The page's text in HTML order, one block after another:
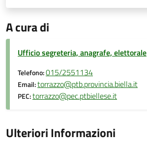
A cura di
Ufficio segreteria, anagrafe, elettorale
Telefono:015/2551134
Email:torrazzo@ptb.provincia.biella.it
PEC:torrazzo@pec.ptbiellese.it
Ulteriori Informazioni